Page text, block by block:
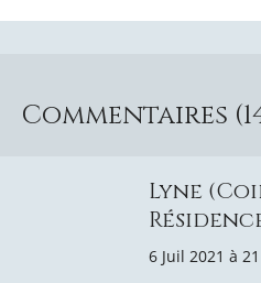
Commentaires
Lyne
6 Juil 2021 à